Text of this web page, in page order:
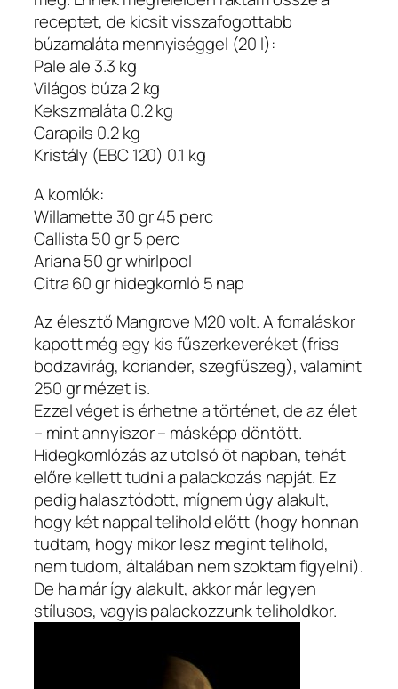
receptet, de kicsit visszafogottabb
búzamaláta mennyiséggel (20 l):
Pale ale 3.3 kg
Világos búza 2 kg
Kekszmaláta 0.2 kg
Carapils 0.2 kg
Kristály (EBC 120) 0.1 kg
A komlók:
Willamette 30 gr 45 perc
Callista 50 gr 5 perc
Ariana 50 gr whirlpool
Citra 60 gr hidegkomló 5 nap
Az élesztő Mangrove M20 volt. A forraláskor
kapott még egy kis fűszerkeveréket (friss
bodzavirág, koriander, szegfűszeg), valamint
250 gr mézet is.
Ezzel véget is érhetne a történet, de az élet
– mint annyiszor – másképp döntött.
Hidegkomlózás az utolsó öt napban, tehát
előre kellett tudni a palackozás napját. Ez
pedig halasztódott, mígnem úgy alakult,
hogy két nappal telihold előtt (hogy honnan
tudtam, hogy mikor lesz megint telihold,
nem tudom, általában nem szoktam figyelni).
De ha már így alakult, akkor már legyen
stílusos, vagyis palackozzunk teliholdkor.